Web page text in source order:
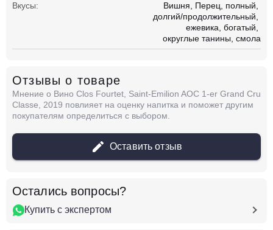
Вкусы: Вишня Перец
полный
долгий/продолжительный
ежевика богатый
округлые танины смола
Отзывы о товаре
Оставить отзыв
Мнение о Вино Clos Fourtet, Saint-Emilion AOC 1-er Grand Cru
Classe, 2019 повлияет на оценку напитка и поможет другим
покупателям определиться с выбором.
Остались вопросы?
Купить с экспертом